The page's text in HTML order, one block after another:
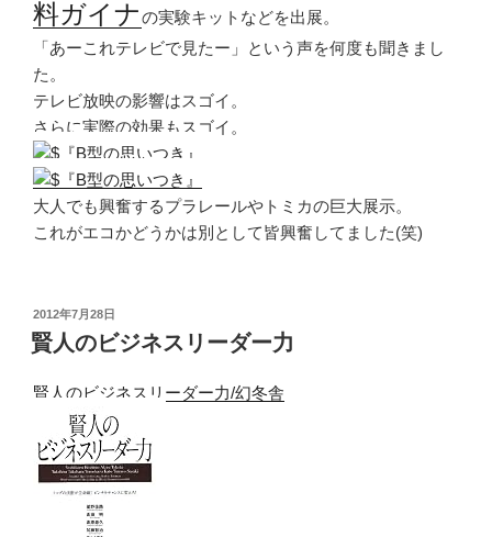
料ガイナの実験キットなどを出展。
「あーこれテレビで見たー」という声を何度も聞きまし
た。
テレビ放映の影響はスゴイ。
さらに実際の効果もスゴイ。
大人でも興奮するプラレールやトミカの巨大展示。
これがエコかどうかは別として皆興奮してました(笑)
投
稿
日:
2012年7月28日
賢人のビジネスリーダー力
賢人のビジネスリーダー力/幻冬舎